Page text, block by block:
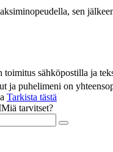
sen
toimitus sähköpostilla ja
ja puhelimeni on
Tarkista tästä
tarvitset?